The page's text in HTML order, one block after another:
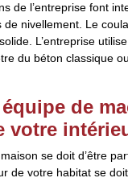
de l’entreprise font
nivellement. Le
L’entreprise
du béton classique
de
votre
se doit d’être
de votre habitat se